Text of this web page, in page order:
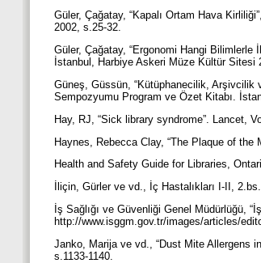
Güler, Çağatay, “Kapalı Ortam Hava
2002, s.25-32.
Güler, Çağatay, “Ergonomi Hangi Bilimlerle
İstanbul, Harbiye Askeri Müze Kültür Sitesi
Güneş, Güssün, “Kütüphanecilik, Arşivcilik
Sempozyumu Program ve Özet Kitabı.
Hay, RJ, “Sick library syndrome”. Lancet,
Haynes, Rebecca Clay, “The Plaque of
Health and Safety Guide for Libraries,
İliçin, Gürler ve vd., İç Hastalıkları I-II,
İş Sağlığı ve Güvenliği Genel Müdürlüğü,
http://www.isggm.gov.tr/images/articles/
Janko, Marija ve vd., “Dust Mite Allergens
s.1133-1140.